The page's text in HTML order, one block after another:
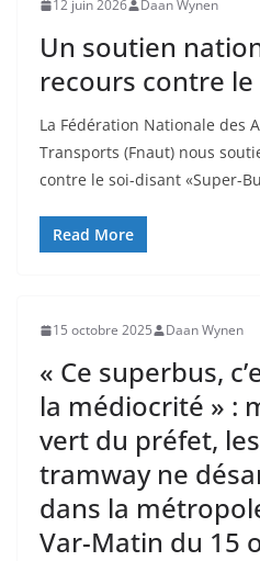
12 juin 2026 Daan Wynen
Un soutien
recours contre le
La Fédération Nationale des
Transports (Fnaut) nous
contre le soi-disant «Super-
Read More
15 octobre 2025 Daan Wynen
« Ce superbus,
la médiocrité » :
vert du préfet,
tramway ne
dans la
Var-Matin du 15